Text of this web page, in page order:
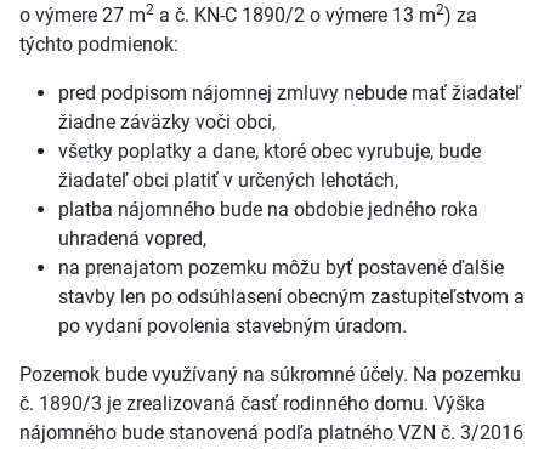
o výmere 27 m2 a č. KN-C 1890/2 o výmere 13 m2) za
týchto podmienok:
pred podpisom nájomnej zmluvy nebude mať žiadateľ
žiadne záväzky voči obci,
všetky poplatky a dane, ktoré obec vyrubuje, bude
žiadateľ obci platiť v určených lehotách,
platba nájomného bude na obdobie jedného roka
uhradená vopred,
na prenajatom pozemku môžu byť postavené ďalšie
stavby len po odsúhlasení obecným zastupiteľstvom a
po vydaní povolenia stavebným úradom.
Pozemok bude využívaný na súkromné účely. Na pozemku
č. 1890/3 je zrealizovaná časť rodinného domu. Výška
nájomného bude stanovená podľa platného VZN č. 3/2016